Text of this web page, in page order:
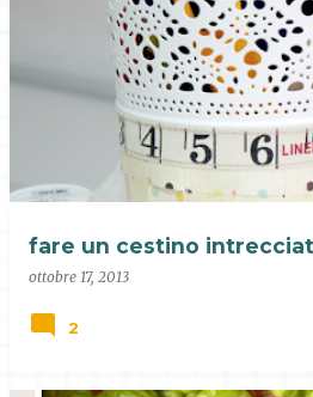
fare un cestino
ottobre 17, 2013
2